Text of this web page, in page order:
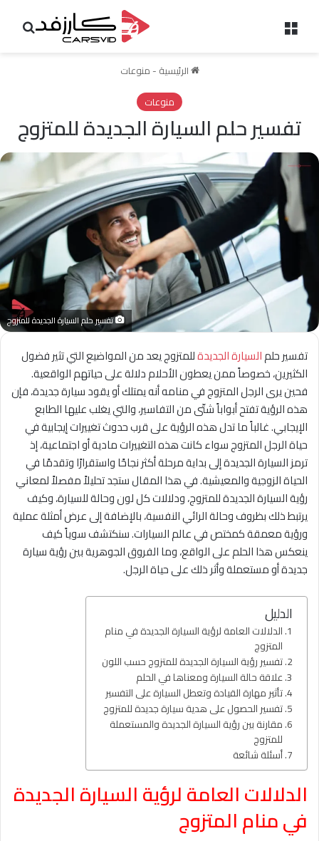
الرئيسية - منوعات
منوعات
تفسير حلم السيارة الجديدة للمتزوج
تفسير حلم السيارة الجديدة للمتزوج
تفسير حلمالسيارة الجديدةللمتزوج يعد من المواضيع التي تثير فضول
الكثيرين، خصوصاً ممن يعطون الأحلام دلالة على حياتهم الواقعية.
فحين يرى الرجل المتزوج في منامه أنه يمتلك أو يقود سيارة جديدة، فإن
هذه الرؤية تفتح أبواباً شتّى من التفاسير، والتي يغلب عليها الطابع
الإيجابي. غالباً ما تدل هذه الرؤية على قرب حدوث تغييرات إيجابية في
حياة الرجل المتزوج سواء كانت هذه التغييرات مادية أو اجتماعية، إذ
ترمز السيارة الجديدة إلى بداية مرحلة أكثر نجاحًا واستقرارًا وتقدمًا في
الحياة الزوجية والمعيشية. في هذا المقال ستجد تحليلاً مفصلاً لمعاني
رؤية السيارة الجديدة للمتزوج، ودلالات كل لون وحالة للسيارة، وكيف
يرتبط ذلك بظروف وحالة الرائي النفسية، بالإضافة إلى عرض أمثلة عملية
ورؤية معمقة كمختص في عالم السيارات. سنكتشف سوياً كيف
ينعكس هذا الحلم على الواقع، وما الفروق الجوهرية بين رؤية سيارة
جديدة أو مستعملة وأثر ذلك على حياة الرجل.
الدليل
الدلالات العامة لرؤية السيارة الجديدة في منام
المتزوج
تفسير رؤية السيارة الجديدة للمتزوج حسب اللون
علاقة حالة السيارة ومعناها في الحلم
تأثير مهارة القيادة وتعطل السيارة على التفسير
تفسير الحصول على هدية سيارة جديدة للمتزوج
مقارنة بين رؤية السيارة الجديدة والمستعملة
للمتزوج
أسئلة شائعة
الدلالات العامة لرؤية السيارة الجديدة
في منام المتزوج